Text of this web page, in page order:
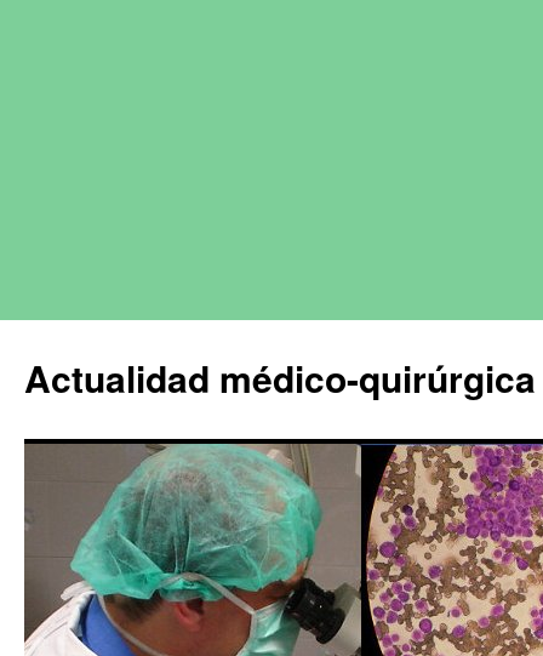
Actualidad médico-